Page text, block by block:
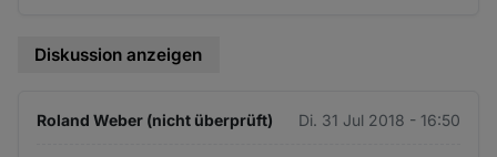
Diskussion anzeigen
Roland Weber (nicht überprüft) Di. 31 Jul 2018 - 16:50